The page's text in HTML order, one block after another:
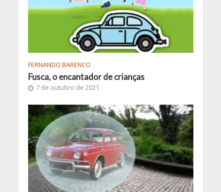
FERNANDO BARENCO
Fusca, o encantador de crianças
7 de outubro de 2021